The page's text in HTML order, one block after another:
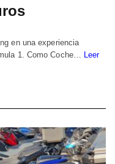
en una experiencia
1. Como Coche…
Leer